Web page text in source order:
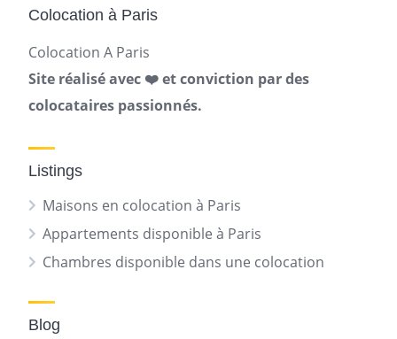
Colocation à Paris
Colocation A Paris
Site réalisé avec ❤️ et conviction par des
colocataires passionnés.
Listings
Maisons en colocation à Paris
Appartements disponible à Paris
Chambres disponible dans une colocation
Blog